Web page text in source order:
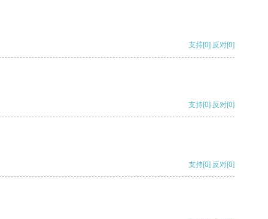
支持[0] 反对[0]
支持[0] 反对[0]
支持[0] 反对[0]